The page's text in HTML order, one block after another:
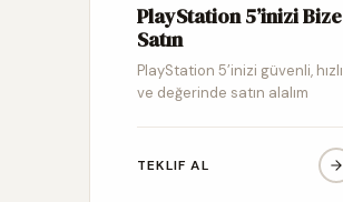
PlayStation 5’inizi Bize
Satın
PlayStation 5’inizi güvenli, hızlı
ve değerinde satın alalım
TEKLIF AL